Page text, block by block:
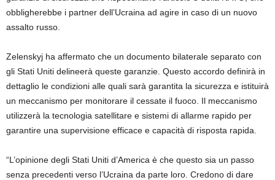
obbligherebbe i partner dell’Ucraina ad agire in caso di un nuovo
assalto russo.
Zelenskyj ha affermato che un documento bilaterale separato con
gli Stati Uniti delineerà queste garanzie. Questo accordo definirà in
dettaglio le condizioni alle quali sarà garantita la sicurezza e istituirà
un meccanismo per monitorare il cessate il fuoco. Il meccanismo
utilizzerà la tecnologia satellitare e sistemi di allarme rapido per
garantire una supervisione efficace e capacità di risposta rapida.
“L’opinione degli Stati Uniti d’America è che questo sia un passo
senza precedenti verso l’Ucraina da parte loro. Credono di dare